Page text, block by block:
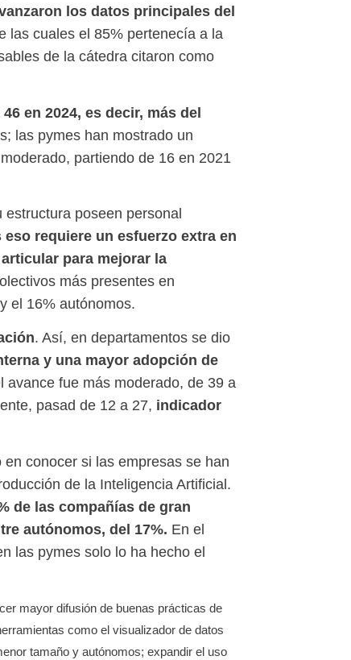
los datos principales del
las cuales el 85% pertenecía a la
de la cátedra citaron como
en 2024, es decir, más del
las pymes han mostrado un
partiendo de 16 en 2021
estructura poseen personal
requiere un esfuerzo extra en
para mejorar la
más presentes en
el 16% autónomos.
. Así, en departamentos se dio
y una mayor adopción de
fue más moderado, de 39 a
pasad de 12 a 27, indicador
conocer si las empresas se han
de la Inteligencia Artificial.
de las compañías de gran
autónomos, del 17%. En el
las pymes solo lo ha hecho el
mayor difusión de buenas prácticas de
como el visualizador de datos
tamaño y autónomos; expandir el uso